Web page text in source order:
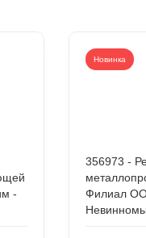
-
Новинка
356973 -
Филиал